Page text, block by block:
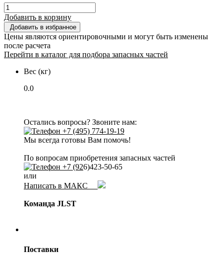
Добавить в корзину
Добавить в избранное
Цены являются ориентировочными и могут быть изменены
после расчета
Перейти в каталог для подбора запасных частей
Вес (кг)
0.0
Остались вопросы? Звоните нам:
+7 (495) 774-19-19
Мы всегда готовы Вам помочь!
По вопросам приобретения запасных частей
+7 (926)423-50-65
или
Написать в МАКС
Команда JLST
Поставки